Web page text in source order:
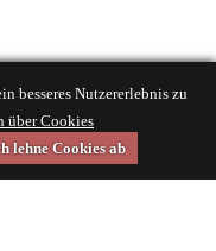
besseres Nutzererlebnis zu
über Cookies
lehne Cookies ab